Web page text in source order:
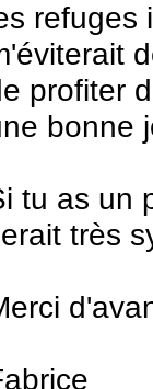
refuges
profiter
bonne
tu as un
très